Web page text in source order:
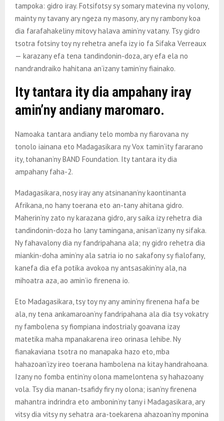
tampoka: gidro iray. Fotsifotsy sy somary matevina ny volony,
mainty ny tavany ary ngeza ny masony, ary ny rambony koa
dia farafahakeliny mitovy halava amin’ny vatany. Tsy gidro
tsotra fotsiny toy ny rehetra anefa izy io fa Sifaka Verreaux
— karazany efa tena tandindonin-doza, ary efa ela no
nandrandraiko hahitana an’izany tamin’ny fiainako.
Ity tantara ity dia ampahany iray
amin’ny andiany maromaro.
Namoaka tantara andiany telo momba ny fiarovana ny
tonolo iainana eto Madagasikara ny Vox tamin’ity fararano
ity, tohanan’ny BAND Foundation. Ity tantara ity dia
ampahany faha-2.
Madagasikara, nosy iray any atsinanan’ny kaontinanta
Afrikana, no hany toerana eto an-tany ahitana gidro.
Maherin’ny zato ny karazana gidro, ary saika izy rehetra dia
tandindonin-doza ho lany tamingana, anisan’izany ny sifaka.
Ny fahavalony dia ny fandripahana ala; ny gidro rehetra dia
miankin-doha amin’ny ala satria io no sakafony sy fialofany,
kanefa dia efa potika avokoa ny antsasakin’ny ala, na
mihoatra aza, ao amin’io firenena io.
Eto Madagasikara, tsy toy ny any amin’ny firenena hafa be
ala, ny tena ankamaroan’ny fandripahana ala dia tsy vokatry
ny fambolena sy fiompiana indostrialy goavana izay
matetika maha mpanakarena ireo orinasa lehibe. Ny
fianakaviana tsotra no manapaka hazo eto, mba
hahazoan’izy ireo toerana hambolena na kitay handrahoana.
Izany no fomba entin’ny olona mamelontena sy hahazoany
vola. Tsy dia manan-tsafidy firy ny olona; isan’ny firenena
mahantra indrindra eto ambonin’ny tany i Madagasikara, ary
vitsy dia vitsy ny sehatra ara-toekarena ahazoan’ny mponina